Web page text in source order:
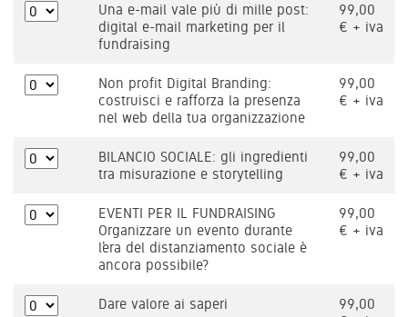
Una e-mail vale più di mille post:
digital e-mail marketing per il
fundraising
99,00
€ + iva
Non profit Digital Branding:
costruisci e rafforza la presenza
nel web della tua organizzazione
99,00
€ + iva
BILANCIO SOCIALE: gli ingredienti
tra misurazione e storytelling
99,00
€ + iva
EVENTI PER IL FUNDRAISING
Organizzare un evento durante
l’era del distanziamento sociale è
ancora possibile?
99,00
€ + iva
Dare valore ai saperi
99,00